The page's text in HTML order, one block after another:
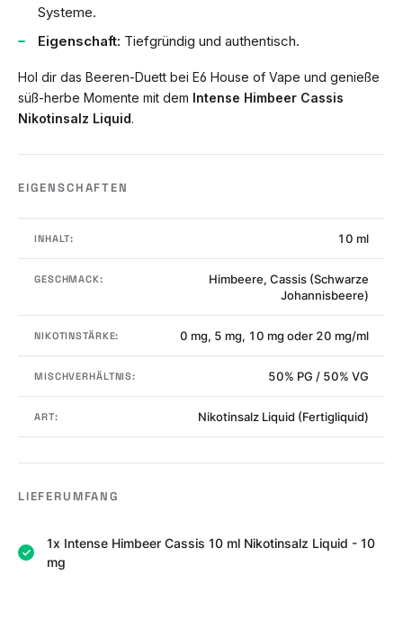
Systeme.
Eigenschaft: Tiefgründig und authentisch.
Hol dir das Beeren-Duett bei E6 House of Vape und genieße
süß-herbe Momente mit dem Intense Himbeer Cassis
Nikotinsalz Liquid.
EIGENSCHAFTEN
INHALT: 10 ml
GESCHMACK:
Himbeere, Cassis (Schwarze
Johannisbeere)
NIKOTINSTÄRKE: 0 mg, 5 mg, 10 mg oder 20 mg/ml
MISCHVERHÄLTNIS: 50% PG / 50% VG
ART: Nikotinsalz Liquid (Fertigliquid)
LIEFERUMFANG
1x Intense Himbeer Cassis 10 ml Nikotinsalz Liquid - 10
mg